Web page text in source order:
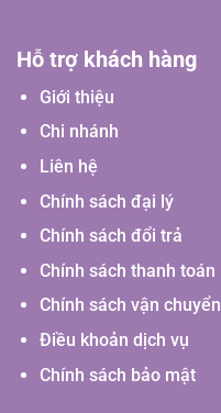
Hỗ trợ khách hàng
Giới thiệu
Chi nhánh
Liên hệ
Chính sách đại lý
Chính sách đổi trả
Chính sách thanh toán
Chính sách vận chuyển
Điều khoản dịch vụ
Chính sách bảo mật